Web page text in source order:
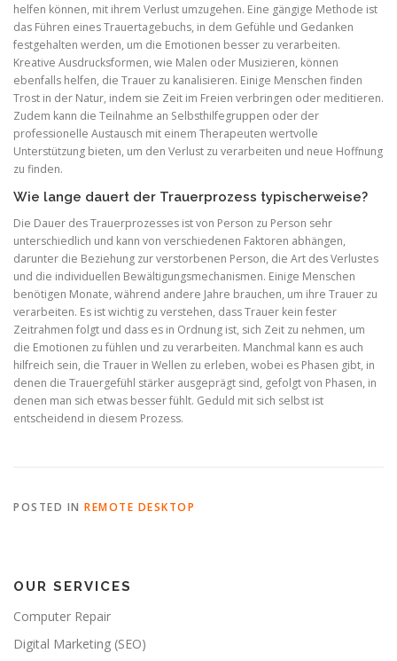
helfen können, mit ihrem Verlust umzugehen. Eine gängige Methode ist
das Führen eines Trauertagebuchs, in dem Gefühle und Gedanken
festgehalten werden, um die Emotionen besser zu verarbeiten.
Kreative Ausdrucksformen, wie Malen oder Musizieren, können
ebenfalls helfen, die Trauer zu kanalisieren. Einige Menschen finden
Trost in der Natur, indem sie Zeit im Freien verbringen oder meditieren.
Zudem kann die Teilnahme an Selbsthilfegruppen oder der
professionelle Austausch mit einem Therapeuten wertvolle
Unterstützung bieten, um den Verlust zu verarbeiten und neue Hoffnung
zu finden.
Wie lange dauert der Trauerprozess typischerweise?
Die Dauer des Trauerprozesses ist von Person zu Person sehr
unterschiedlich und kann von verschiedenen Faktoren abhängen,
darunter die Beziehung zur verstorbenen Person, die Art des Verlustes
und die individuellen Bewältigungsmechanismen. Einige Menschen
benötigen Monate, während andere Jahre brauchen, um ihre Trauer zu
verarbeiten. Es ist wichtig zu verstehen, dass Trauer kein fester
Zeitrahmen folgt und dass es in Ordnung ist, sich Zeit zu nehmen, um
die Emotionen zu fühlen und zu verarbeiten. Manchmal kann es auch
hilfreich sein, die Trauer in Wellen zu erleben, wobei es Phasen gibt, in
denen die Trauergefühl stärker ausgeprägt sind, gefolgt von Phasen, in
denen man sich etwas besser fühlt. Geduld mit sich selbst ist
entscheidend in diesem Prozess.
POSTED IN REMOTE DESKTOP
OUR SERVICES
Computer Repair
Digital Marketing (SEO)